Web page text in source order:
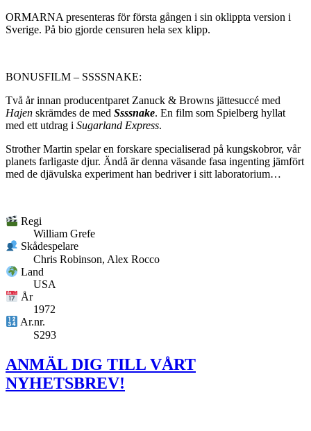
ORMARNA presenteras för första gången i sin oklippta version i
Sverige. På bio gjorde censuren hela sex klipp.
BONUSFILM – SSSSNAKE:
Två år innan producentparet Zanuck & Browns jättesuccé med
Hajen skrämdes de med Ssssnake. En film som Spielberg hyllat
med ett utdrag i Sugarland Express.
Strother Martin spelar en forskare specialiserad på kungskobror, vår
planets farligaste djur. Ändå är denna väsande fasa ingenting jämfört
med de djävulska experiment han bedriver i sitt laboratorium…
Regi
William Grefe
Skådespelare
Chris Robinson, Alex Rocco
Land
USA
År
1972
Ar.nr.
S293
ANMÄL DIG TILL VÅRT
NYHETSBREV!